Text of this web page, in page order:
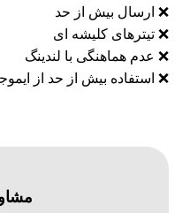
❌ ارسال بیش از حد
❌ تیترهای کلیشه‌ ای
❌ عدم هماهنگی با لندینگ
❌ استفاده بیش از حد از